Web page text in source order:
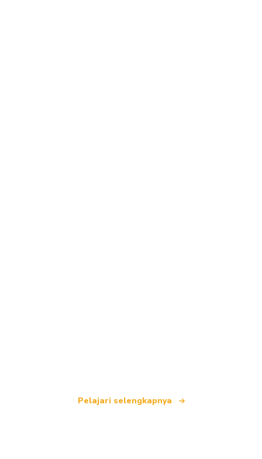
Pelajari selengkapnya